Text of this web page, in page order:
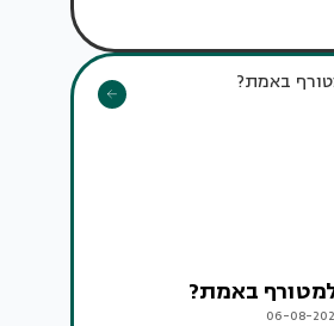
למטורף באמת?
06-08-